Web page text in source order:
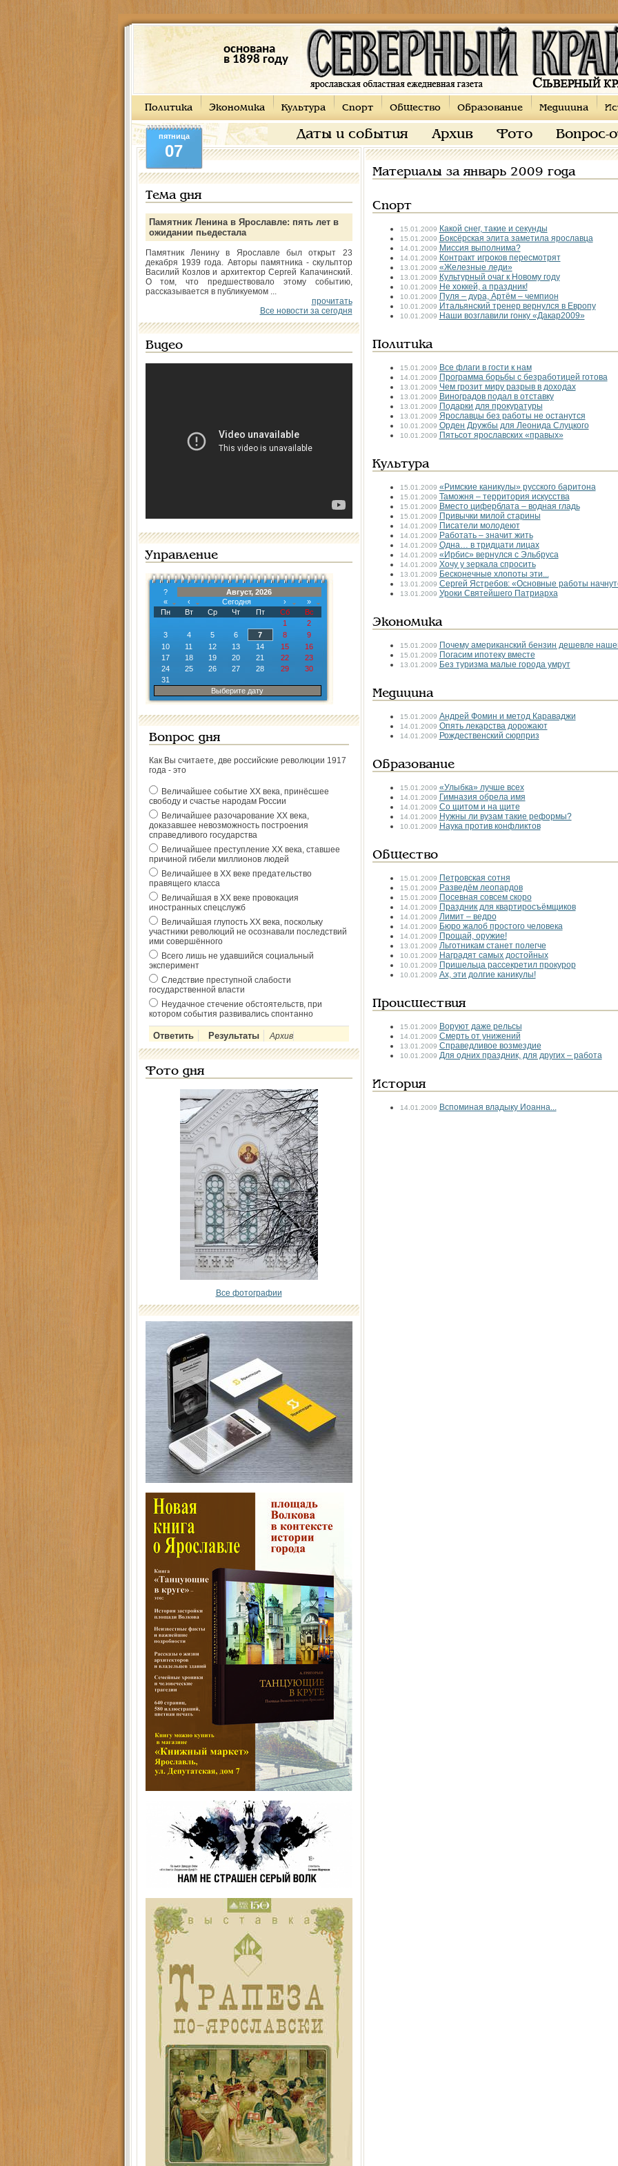
основана
в 1898 году
Политика Экономика Культура Спорт Общество Образование Медицина
Даты и события Архив Фото Вопрос-
пятница
07
Тема дня
Памятник Ленина в Ярославле: пять лет в
ожидании пьедестала
Памятник Ленину в Ярославле был открыт 23
декабря 1939 года. Авторы памятника - скульптор
Василий Козлов и архитектор Сергей Капачинский.
О том, что предшествовало этому событию,
рассказывается в публикуемом ...
прочитать
Все новости за сегодня
Видео
Управление
?
Август, 2026
«
‹ Сегодня ›
»
Пн
Вт Ср Чт Пт Сб
Вс
1
2
3
4 5 6 7 8
9
10
11 12 13 14 15
16
17
18 19 20 21 22
23
24
25 26 27 28 29
30
31
Выберите дату
Вопрос дня
Как Вы считаете, две российские революции 1917
года - это
Величайшее событие ХХ века, принёсшее
свободу и счастье народам России
Величайшее разочарование ХХ века,
доказавшее невозможность построения
справедливого государства
Величайшее преступление ХХ века, ставшее
причиной гибели миллионов людей
Величайшее в ХХ веке предательство
правящего класса
Величайшая в ХХ веке провокация
иностранных спецслужб
Величайшая глупость ХХ века, поскольку
участники революций не осознавали последствий
ими совершённого
Всего лишь не удавшийся социальный
эксперимент
Следствие преступной слабости
государственной власти
Неудачное стечение обстоятельств, при
котором события развивались спонтанно
Архив
Фото дня
Все фотографии
Материалы за январь 2009 года
Спорт
15.01.2009 Какой снег, такие и секунды
15.01.2009 Боксёрская элита заметила ярославца
14.01.2009 Миссия выполнима?
14.01.2009 Контракт игроков пересмотрят
13.01.2009 «Железные леди»
13.01.2009 Культурный очаг к Новому году
10.01.2009 Не хоккей, а праздник!
10.01.2009 Пуля – дура, Артём – чемпион
10.01.2009 Итальянский тренер вернулся в Европу
10.01.2009 Наши возглавили гонку «Дакар­2009»
Политика
15.01.2009 Все флаги в гости к нам
14.01.2009 Программа борьбы с безработицей готова
13.01.2009 Чем грозит миру разрыв в доходах
13.01.2009 Виноградов подал в отставку
13.01.2009 Подарки для прокуратуры
13.01.2009 Ярославцы без работы не останутся
10.01.2009 Орден Дружбы для Леонида Слуцкого
10.01.2009 Пятьсот ярославских «правых»
Культура
15.01.2009 «Римские каникулы» русского баритона
15.01.2009 Таможня – территория искусства
15.01.2009 Вместо циферблата – водная гладь
15.01.2009 Привычки милой старины
14.01.2009 Писатели молодеют
14.01.2009 Работать – значит жить
14.01.2009 Одна… в тридцати лицах
14.01.2009 «Ирбис» вернулся с Эльбруса
14.01.2009 Хочу у зеркала спросить
13.01.2009 Бесконечные хлопоты эти...
13.01.2009 Сергей Ястребов: «Основные работы
13.01.2009 Уроки Святейшего Патриарха
Экономика
15.01.2009 Почему американский бензин дешевле
15.01.2009 Погасим ипотеку вместе
13.01.2009 Без туризма малые города умрут
Медицина
15.01.2009 Андрей Фомин и метод Караваджи
14.01.2009 Опять лекарства дорожают
14.01.2009 Рождественский сюрприз
Образование
15.01.2009 «Улыбка» лучше всех
14.01.2009 Гимназия обрела имя
14.01.2009 Со щитом и на щите
14.01.2009 Нужны ли вузам такие реформы?
10.01.2009 Наука против конфликтов
Общество
15.01.2009 Петровская сотня
15.01.2009 Разведём леопардов
15.01.2009 Посевная совсем скоро
14.01.2009 Праздник для квартиросъёмщиков
14.01.2009 Лимит – ведро
14.01.2009 Бюро жалоб простого человека
14.01.2009 Прощай, оружие!
13.01.2009 Льготникам станет полегче
10.01.2009 Наградят самых достойных
10.01.2009 Пришельца рассекретил прокурор
10.01.2009 Ах, эти долгие каникулы!
Происшествия
15.01.2009 Воруют даже рельсы
14.01.2009 Смерть от унижений
13.01.2009 Справедливое возмездие
10.01.2009 Для одних праздник, для других – работа
История
14.01.2009 Вспоминая владыку Иоанна...